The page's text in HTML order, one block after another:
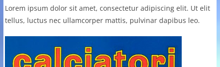
Lorem ipsum dolor sit amet, consectetur adipiscing elit. Ut elit
tellus, luctus nec ullamcorper mattis, pulvinar dapibus leo.